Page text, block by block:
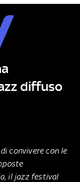
diffuso
convivere con le
il jazz festival